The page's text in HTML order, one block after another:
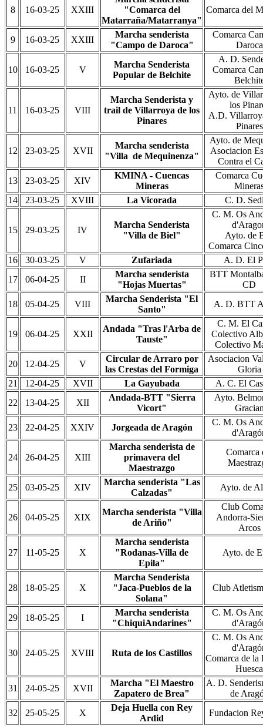
8 16-03-25 XXIII
"Comarca del
Matarraña/Matarranya"
Comarca del
9 16-03-25 XXIII
Marcha senderista
"Campo de Daroca"
Comarca
Daroca
10 16-03-25 V
Marcha Senderista
Popular de Belchite
A. D.
Comarca
11 16-03-25 VIII
Marcha Senderista y
trail de Villarroya de los
Pinares
Ayto. de
los
A.D.
Pinares
12 23-03-25 XVII
Marcha senderista
"Villa de Mequinenza"
Ayto. de
Asociacion
Contra el
13
23-03-25 XIV
KMINA - Cuencas
Mineras
Comarca
14
23-03-25 XVIII La Vicorada C. D.
15 29-03-25 IV
Marcha Senderista
"Villa de Biel"
C. M. Os
Ayto. de
Comarca
16
30-03-25 V Zufariada
A. D. El
17
06-04-25 II
Marcha senderista
"Hojas Muertas"
BTT
CD
18
05-04-25 VIII
Marcha Senderista "El
Santo"
A. D. BTT
19 06-04-25 XXII
Andada "Tras l'Arba de
Tauste"
C. M. El
Colectivo
Colectivo
20
12-04-25 V
Circular de Arraro por
las Crestas del Formiga
Asociacion
Gloria
21
12-04-25 XVII La Gayubada
A. C. El
22
13-04-25 XII
Andada-BTT "Sierra
Vicort"
Ayto.
23
22-04-25 XXIV Jorgeada de Aragón
C. M. Os
24 26-04-25 XIII
Marcha senderista de
primavera del
Maestrazgo
Comarca
25 03-05-25 XIV
Marcha senderista "Las
Calzadas"
Ayto. de
26 04-05-25 XIX
Marcha senderista "Villa
de Ariño"
Club
Andorra-
Arcos
27 11-05-25 X
Marcha senderista
"Rodanas-Villa de
Epila"
Ayto. de
28 18-05-25 X
Marcha Senderista
"Jaca-Pueblos de la
Solana"
Club
29 18-05-25 I
Marcha senderista
"ChiquiAndarines"
C. M. Os
30 24-05-25 XVIII Ruta de los Castillos
C. M. Os
Comarca de la
Huesca
31
24-05-25 XVII
Marcha "El Maestro
Zapatero de Brea"
A. D.
de
32
25-05-25 X
Deja Huella con Rey
Ardid
Fundacion